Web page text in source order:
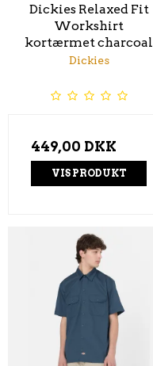
Dickies Relaxed Fit
Workshirt
kortærmet charcoal
Dickies
449,00 DKK
VIS PRODUKT